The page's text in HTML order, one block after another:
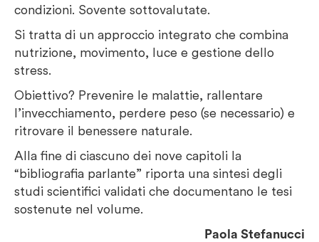
condizioni. Sovente sottovalutate.
Si tratta di un approccio integrato che combina
nutrizione, movimento, luce e gestione dello
stress.
Obiettivo? Prevenire le malattie, rallentare
l’invecchiamento, perdere peso (se necessario) e
ritrovare il benessere naturale.
Alla fine di ciascuno dei nove capitoli la
“bibliografia parlante” riporta una sintesi degli
studi scientifici validati che documentano le tesi
sostenute nel volume.
Paola Stefanucci